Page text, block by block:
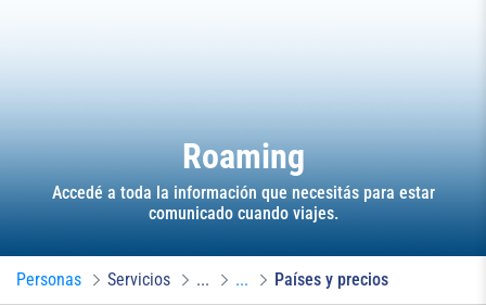
Roaming
Accedé a toda la información que necesitás para estar
comunicado cuando viajes.
Personas Servicios ... ... Países y precios